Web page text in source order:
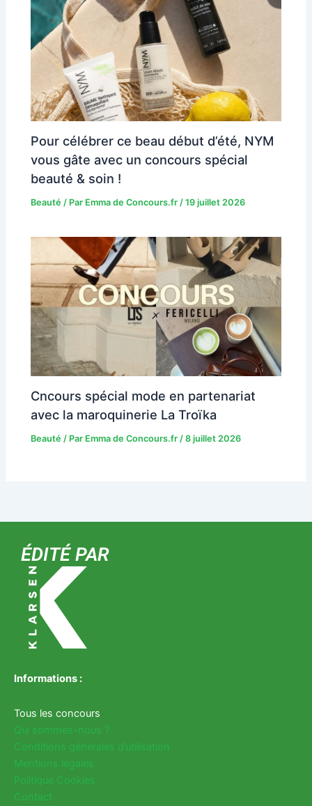
Pour célébrer ce beau début d’été, NYM
vous gâte avec un concours spécial
beauté & soin !
Beauté / Par Emma de Concours.fr /19 juillet 2026
Cncours spécial mode en partenariat
avec la maroquinerie La Troïka
Beauté / Par Emma de Concours.fr /8 juillet 2026
ÉDITÉ PAR
Informations :
Tous les concours
Qui sommes-nous ?
Conditions générales d’utilisation
Mentions légales
Politique Cookies
Contact